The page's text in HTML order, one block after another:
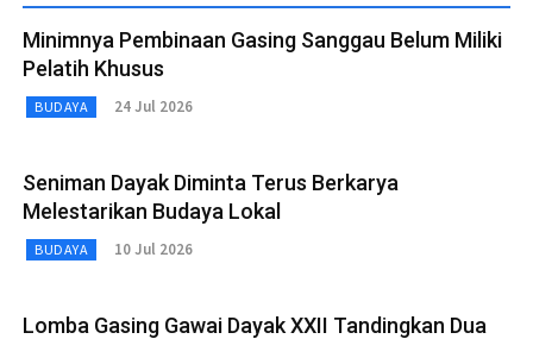
Minimnya Pembinaan Gasing Sanggau Belum Miliki
Pelatih Khusus
BUDAYA 24 Jul 2026
Seniman Dayak Diminta Terus Berkarya
Melestarikan Budaya Lokal
BUDAYA 10 Jul 2026
Lomba Gasing Gawai Dayak XXII Tandingkan Dua